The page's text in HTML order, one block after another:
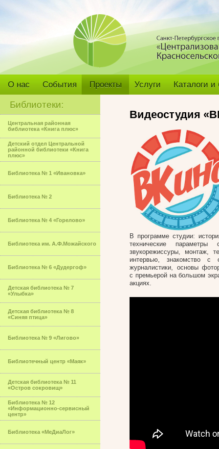
О нас События Проекты Услуги Каталоги
Библиотеки:
Центральная районная
библиотека «Книга плюс»
Детский отдел Центральной
районной библиотеки «Книга
плюс»
Библиотека № 1 «Ивановка»
Библиотека № 2
Библиотека № 4 «Горелово»
Библиотека им. А.Ф.Можайского
Библиотека № 6 «Дудергоф»
Детская библиотека № 7
«Улыбка»
Детская библиотека № 8
«Синяя птица»
Библиотека № 9 «Лигово»
Библиотечный центр «Маяк»
Детская библиотека № 11
«Остров сокровищ»
Библиотека № 12
«Информационно-сервисный
центр»
Библиотека «МеДиаЛог»
Видеостудия
В программе студии:
технические параметры
звукорежиссуры, монтаж,
интервью, знакомство с
журналистики, основы
с премьерой на большом
акциях.